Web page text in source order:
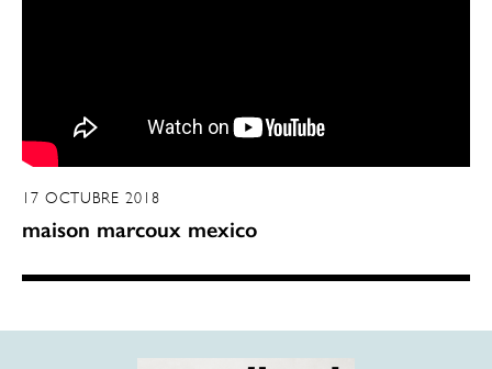
17 OCTUBRE 2018
maison marcoux mexico